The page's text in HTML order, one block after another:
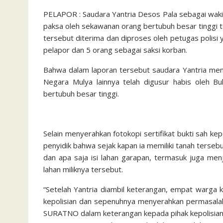
PELAPOR : Saudara Yantria Desos Pala sebagai
paksa oleh sekawanan orang bertubuh besar
tersebut diterima dan diproses oleh petugas polisi
pelapor dan 5 orang sebagai saksi korban.
Bahwa dalam laporan tersebut saudara Yantria
Negara Mulya lainnya telah digusur habis oleh
bertubuh besar tinggi.
Selain menyerahkan fotokopi sertifikat bukti sah
penyidik bahwa sejak kapan ia memiliki tanah
dan apa saja isi lahan garapan, termasuk juga
lahan miliknya tersebut.
“Setelah Yantria diambil keterangan, empat warga
kepolisian dan sepenuhnya menyerahkan
SURATNO dalam keterangan kepada pihak